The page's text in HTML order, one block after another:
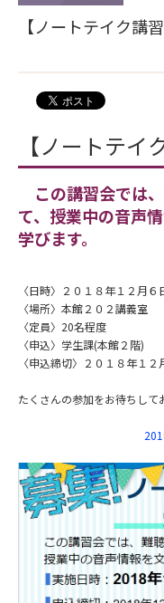
【ノートテイク講
【ノートテイ
この講習会では
て、授業中の音声
学びます。
〈日時〉２０１８年１２月
〈場所〉本館２０２講義室
〈定員〉20名程度
〈申込〉学生課(本館２階)
〈申込締切〉２０１８年１２
たくさんの参加をお待ちして